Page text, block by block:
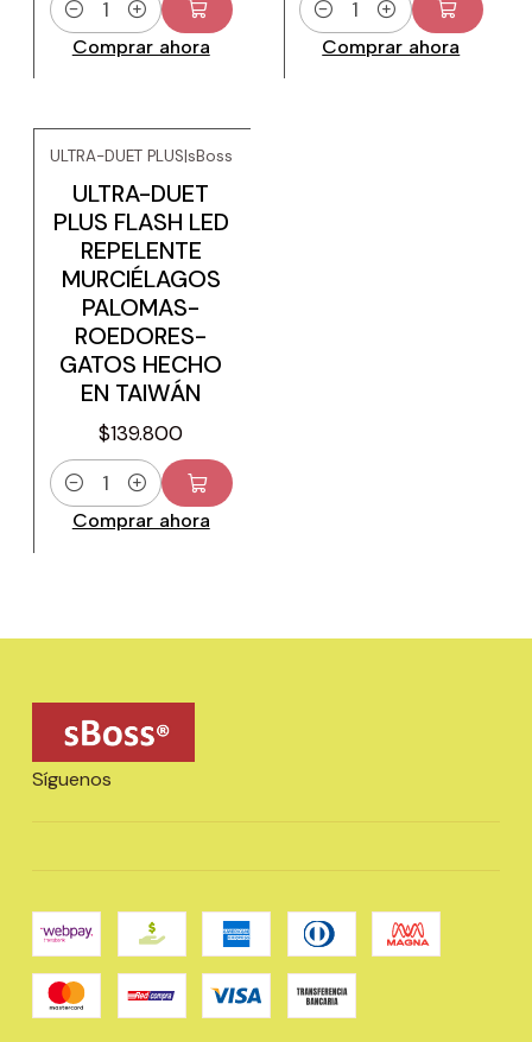
Cantidad
Comprar ahora
Cantidad
Comprar ahora
ULTRA-DUET PLUS|sBoss
ULTRA-DUET
PLUS FLASH LED
REPELENTE
MURCIÉLAGOS
PALOMAS-
ROEDORES-
GATOS HECHO
EN TAIWÁN
$139.800
Cantidad
Comprar ahora
Síguenos